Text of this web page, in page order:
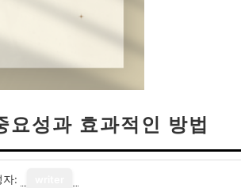
성과 효과적인 방법
자: